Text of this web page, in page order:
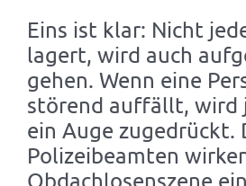
Eins ist klar: Nicht
lagert, wird auch
gehen. Wenn eine
störend auffällt, wird
ein Auge zugedrückt.
Polizeibeamten
Obdachlosenszene